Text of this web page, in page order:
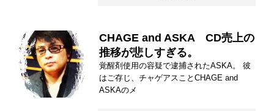
CHAGE and ASKA CD売上の
推移が悲しすぎる。
覚醒剤使用の容疑で逮捕されたASKA。 彼
はご存じ、チャゲアスことCHAGE and
ASKAのメ